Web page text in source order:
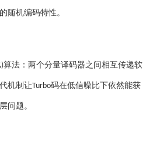
随机编码特性。
)算法：两个分量译码器之间相互传递软
机制让Turbo码在低信噪比下依然能获
问题。